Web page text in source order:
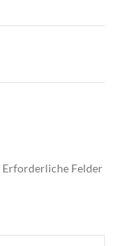
Erforderliche Felder